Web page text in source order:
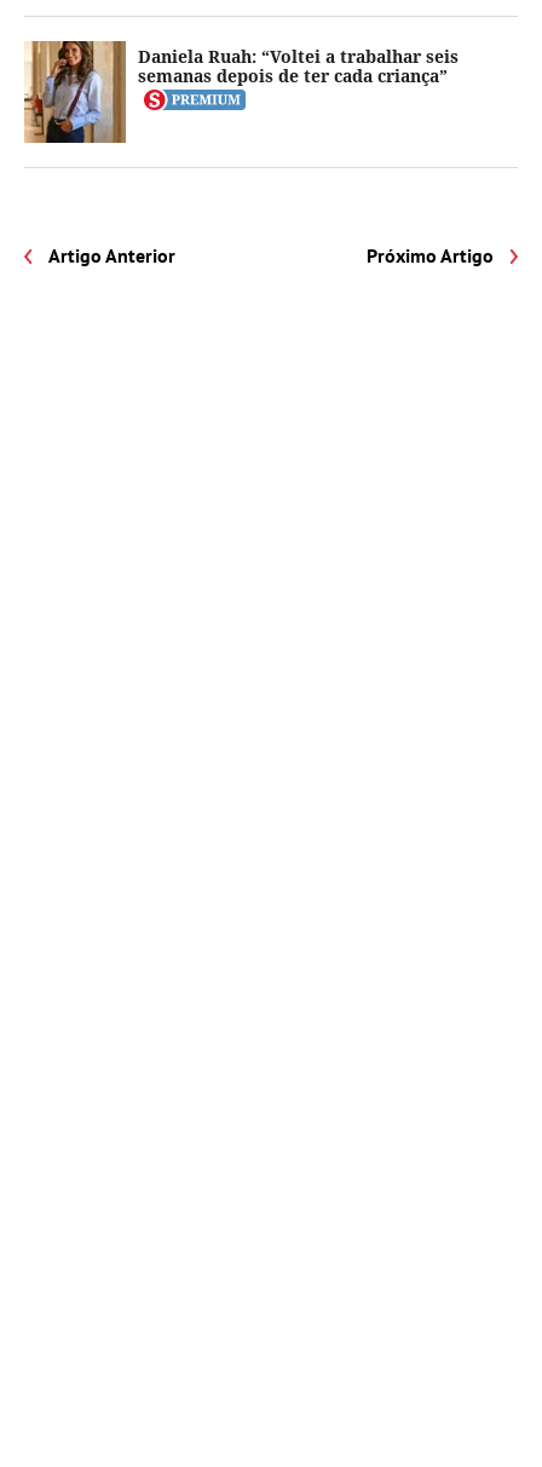
Daniela Ruah: “Voltei a trabalhar seis
semanas depois de ter cada criança”
Artigo Anterior Próximo Artigo